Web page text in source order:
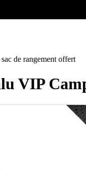
de rangement offert
VIP